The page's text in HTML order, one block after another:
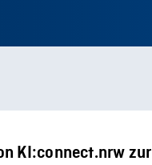
KI:connect.nrw zur